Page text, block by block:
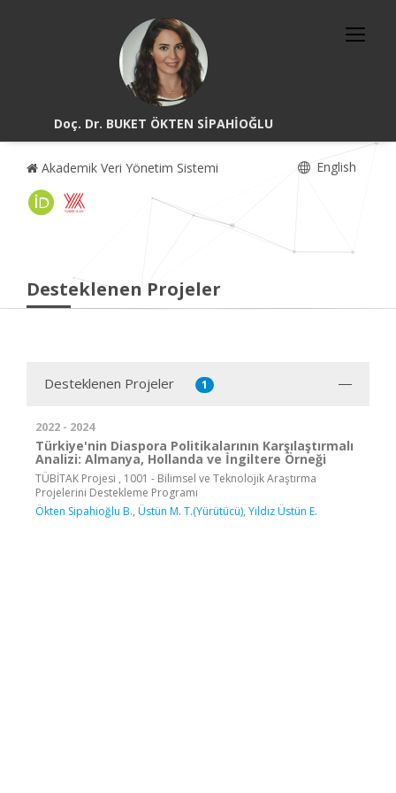
Doç. Dr. BUKET ÖKTEN SİPAHİOĞLU
Akademik Veri Yönetim Sistemi English
Desteklenen Projeler
Desteklenen Projeler 1
2022 - 2024
Türkiye'nin Diaspora Politikalarının Karşılaştırmalı
Analizi: Almanya, Hollanda ve İngiltere Örneği
TÜBİTAK Projesi , 1001 - Bilimsel ve Teknolojik Araştırma
Projelerini Destekleme Programı
Ökten Sipahioğlu B., Üstün M. T.(Yürütücü), Yıldız Üstün E.